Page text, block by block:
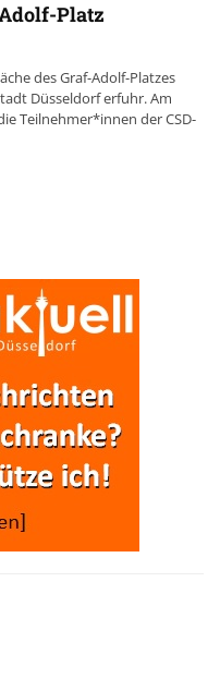
Platz
des Graf-Adolf-Platzes
Düsseldorf erfuhr. Am
Teilnehmer*innen der CSD-